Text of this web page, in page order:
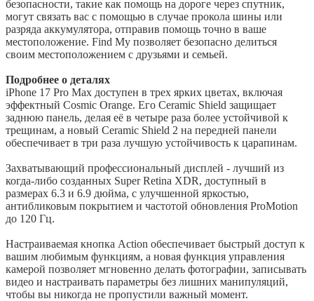
безопасности, такие как помощь на дороге через спутник,
могут связать вас с помощью в случае прокола шины или
разряда аккумулятора, отправив помощь точно в ваше
местоположение. Find My позволяет безопасно делиться
своим местоположением с друзьями и семьей.
Подробнее о деталях
iPhone 17 Pro Max доступен в трех ярких цветах, включая
эффектный Cosmic Orange. Его Ceramic Shield защищает
заднюю панель, делая её в четыре раза более устойчивой к
трещинам, а новый Ceramic Shield 2 на передней панели
обеспечивает в три раза лучшую устойчивость к царапинам.
Захватывающий профессиональный дисплей - лучший из
когда-либо созданных Super Retina XDR, доступный в
размерах 6.3 и 6.9 дюйма, с улучшенной яркостью,
антибликовым покрытием и частотой обновления ProMotion
до 120 Гц.
Настраиваемая кнопка Action обеспечивает быстрый доступ к
вашим любимым функциям, а новая функция управления
камерой позволяет мгновенно делать фотографии, записывать
видео и настраивать параметры без лишних манипуляций,
чтобы вы никогда не пропустили важный момент.